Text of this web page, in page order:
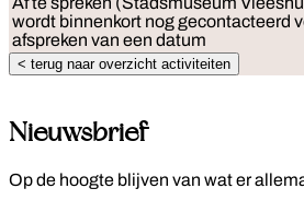
wordt binnenkort nog gecontacteerd
afspreken van een datum
< terug naar overzicht activiteiten
Nieuwsbrief
Op de hoogte blijven van wat er